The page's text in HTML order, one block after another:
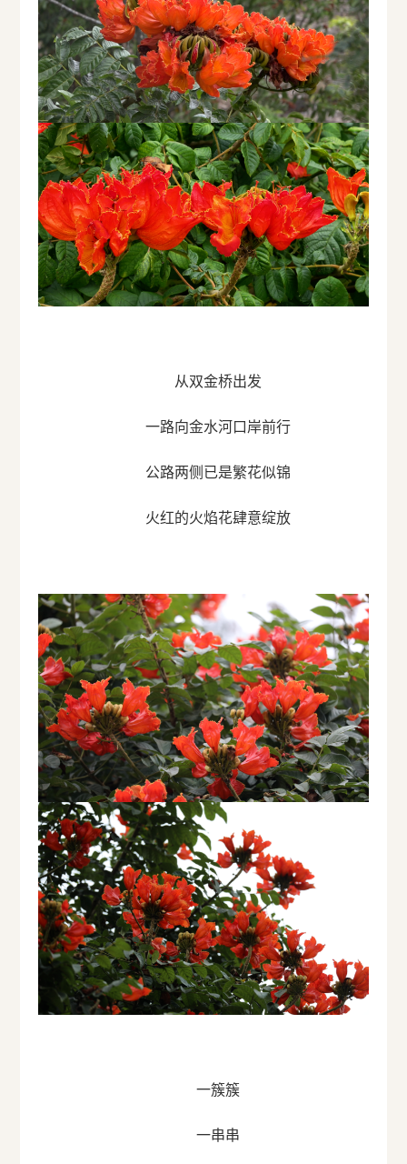
从双金桥出发
一路向金水河口岸前行
公路两侧已是繁花似锦
火红的火焰花肆意绽放
一簇簇
一串串